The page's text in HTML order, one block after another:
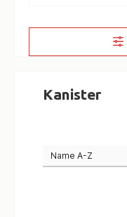
Kanister